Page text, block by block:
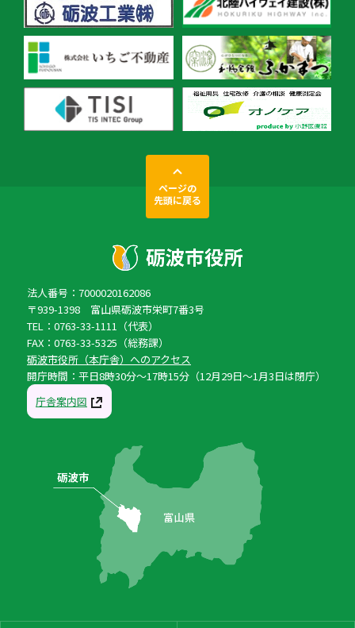
ページの
先頭に戻る
法人番号：7000020162086
〒939-1398 富山県砺波市栄町7番3号
TEL：0763-33-1111（代表）
FAX：0763-33-5325（総務課）
砺波市役所（本庁舎）へのアクセス
開庁時間：平日8時30分〜17時15分（12月29日〜1月3日は閉庁）
庁舎案内図